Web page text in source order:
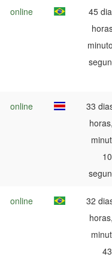
online
45
online
33
10
online
32
43